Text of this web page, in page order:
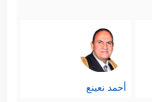
أحمد نعينع